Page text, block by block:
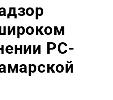
РС-